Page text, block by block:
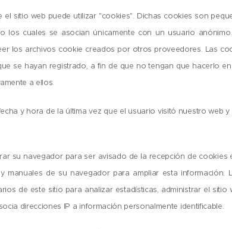
el sitio web puede utilizar "cookies". Dichas cookies son
los cuales se asocian únicamente con un usuario
los archivos cookie creados por otros proveedores. Las
se hayan registrado, a fin de que no tengan que hacerlo
a ellos.
y hora de la última vez que el usuario visitó nuestro web
su navegador para ser avisado de la recepción de cookies
manuales de su navegador para ampliar esta información.
de este sitio para analizar estadísticas, administrar el sitio
direcciones IP a información personalmente identificable.